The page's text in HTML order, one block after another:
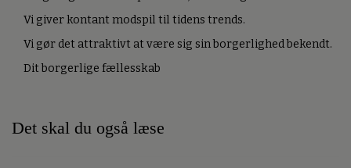
Vi giver kontant modspil til tidens trends.
Vi gør det attraktivt at være sig sin borgerlighed bekendt.
Dit borgerlige fællesskab
Det skal du også læse